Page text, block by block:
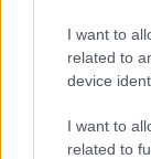
I want to
related to
device
I want to
related to
Παρασκευή
Συναυλία
Υπαίθριο